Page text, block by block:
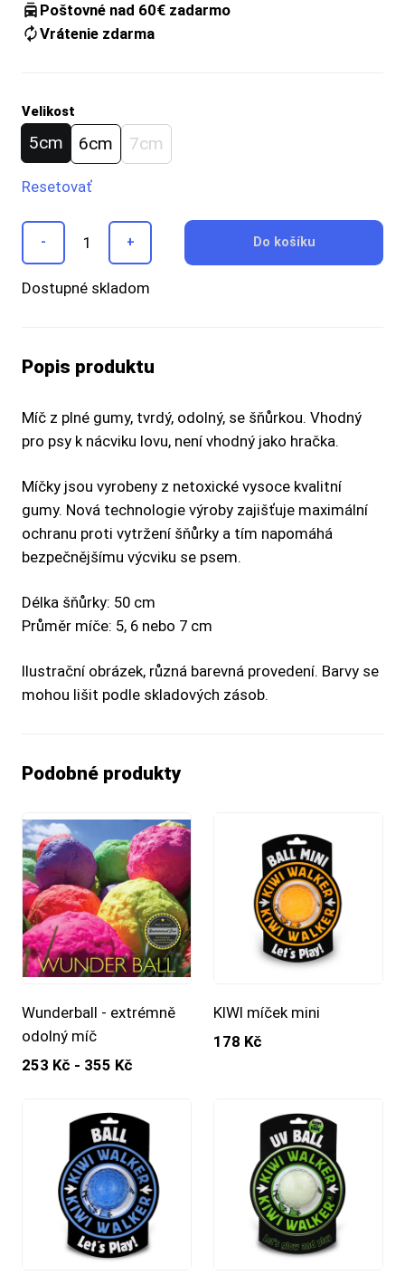
Poštovné nad 60€ zadarmo
Vrátenie zdarma
Velikost
5cm 6cm 7cm
Resetovať
- + Do košíku
Dostupné skladom
Popis produktu
Míč z plné gumy, tvrdý, odolný, se šňůrkou. Vhodný
pro psy k nácviku lovu, není vhodný jako hračka.
Míčky jsou vyrobeny z netoxické vysoce kvalitní
gumy. Nová technologie výroby zajišťuje maximální
ochranu proti vytržení šňůrky a tím napomáhá
bezpečnějšímu výcviku se psem.
Délka šňůrky: 50 cm
Průměr míče: 5, 6 nebo 7 cm
Ilustrační obrázek, různá barevná provedení. Barvy se
mohou lišit podle skladových zásob.
Podobné produkty
Wunderball - extrémně
odolný míč
253 Kč - 355 Kč
KIWI míček mini
178 Kč